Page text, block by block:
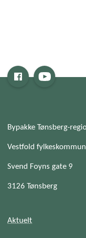
Bypakke Tønsberg-
Vestfold
Svend Foyns gate 9
3126 Tønsberg
Aktuelt